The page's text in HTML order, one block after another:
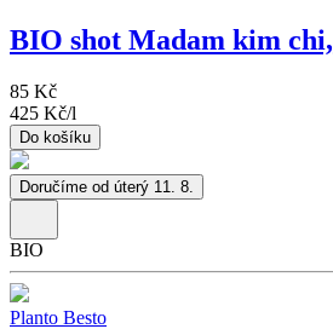
BIO shot Madam kim
85 Kč
425 Kč/l
Do košíku
Doručíme od úterý 11. 8.
BIO
Planto Besto